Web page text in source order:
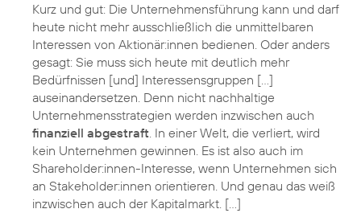
Kurz und gut: Die Unternehmensführung kann und darf
heute nicht mehr ausschließlich die unmittelbaren
Interessen von Aktionär:innen bedienen. Oder anders
gesagt: Sie muss sich heute mit deutlich mehr
Bedürfnissen [und] Interessensgruppen […]
auseinandersetzen. Denn nicht nachhaltige
Unternehmensstrategien werden inzwischen auch
finanziell abgestraft. In einer Welt, die verliert, wird
kein Unternehmen gewinnen. Es ist also auch im
Shareholder:innen-Interesse, wenn Unternehmen sich
an Stakeholder:innen orientieren. Und genau das weiß
inzwischen auch der Kapitalmarkt. […]